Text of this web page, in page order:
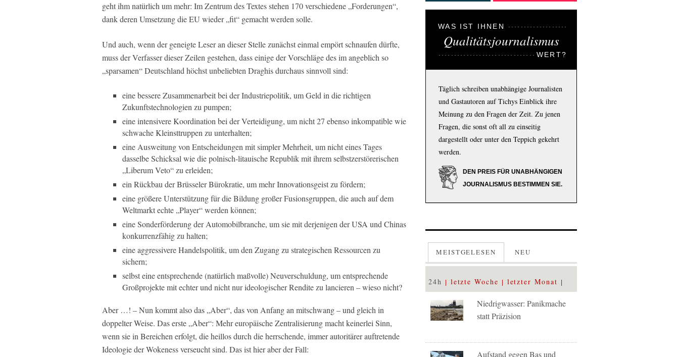
geht ihm natürlich um mehr: Im Zentrum des Textes stehen 170 verschiedene „Forderungen“,
dank deren Umsetzung die EU wieder „fit“ gemacht werden solle.
Und auch, wenn der geneigte Leser an dieser Stelle zunächst einmal empört schnaufen dürfte,
muss der Verfasser dieser Zeilen gestehen, dass einige der Vorschläge des im angeblich so
„sparsamen“ Deutschland höchst unbeliebten Draghis durchaus sinnvoll sind:
eine bessere Zusammenarbeit bei der Industriepolitik, um Geld in die richtigen
Zukunftstechnologien zu pumpen;
eine intensivere Koordination bei der Verteidigung, um nicht 27 ebenso inkompatible wie
schwache Kleinsttruppen zu unterhalten;
eine Ausweitung von Entscheidungen mit simpler Mehrheit, um nicht eines Tages
dasselbe Schicksal wie die polnisch-litauische Republik mit ihrem selbstzerstörerischen
„Liberum Veto“ zu erleiden;
ein Rückbau der Brüsseler Bürokratie, um mehr Innovationsgeist zu fördern;
eine größere Unterstützung für die Bildung großer Fusionsgruppen, die auch auf dem
Weltmarkt echte „Player“ werden können;
eine Sonderförderung der Automobilbranche, um sie mit derjenigen der USA und Chinas
konkurrenzfähig zu halten;
eine aggressivere Handelspolitik, um den Zugang zu strategischen Ressourcen zu
sichern;
selbst eine entsprechende (natürlich maßvolle) Neuverschuldung, um entsprechende
Großprojekte mit echter und nicht nur ideologischer Rendite zu lancieren – wieso nicht?
Aber …! – Nun kommt also das „Aber“, das von Anfang an mitschwang – und gleich in
doppelter Weise. Das erste „Aber“: Mehr europäische Zentralisierung macht keinerlei Sinn,
wenn sie in Bereichen erfolgt, die heillos durch die herrschende, immer autoritärer auftretende
Ideologie der Wokeness verseucht sind. Das ist hier aber der Fall:
WAS IST IHNEN
Qualitätsjournalismus
WERT?
Täglich schreiben unabhängige Journalisten
und Gastautoren auf Tichys Einblick ihre
Meinung zu den Fragen der Zeit. Zu jenen
Fragen, die sonst oft all zu einseitig
dargestellt oder unter den Teppich gekehrt
werden.
DEN PREIS FÜR UNABHÄNGIGEN
JOURNALISMUS BESTIMMEN SIE.
MEISTGELESEN NEU
24h letzte Woche letzter Monat
Niedrigwasser: Panikmache
statt Präzision
Aufstand gegen Bas und